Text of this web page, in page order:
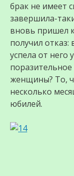
брак не имеет
завершила-
вновь пришел
получил отказ:
успела от него
женщины? То,
несколько
юбилей.